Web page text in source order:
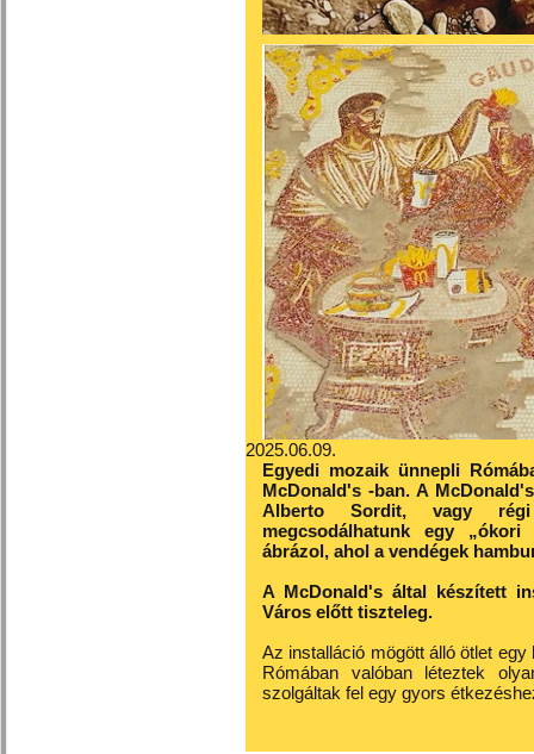
2025.06.09.
Egyedi mozaik ünnepli
McDonald's -ban. A
Alberto Sordit, vagy
megcsodálhatunk egy
ábrázol, ahol a vendégek
A McDonald's által készített
Város előtt tiszteleg.
Az installáció mögött álló ötlet
Rómában valóban léteztek
szolgáltak fel egy gyors